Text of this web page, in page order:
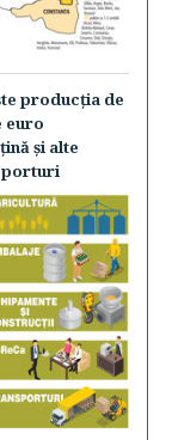
producţia de
euro
şi alte